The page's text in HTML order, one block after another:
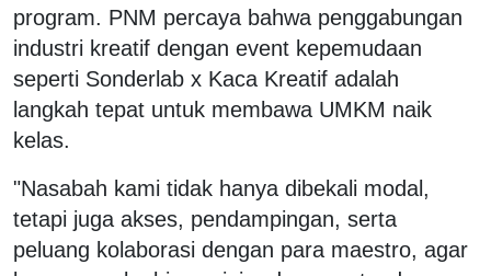
program. PNM percaya bahwa penggabungan
industri kreatif dengan event kepemudaan
seperti Sonderlab x Kaca Kreatif adalah
langkah tepat untuk membawa UMKM naik
kelas.
"Nasabah kami tidak hanya dibekali modal,
tetapi juga akses, pendampingan, serta
peluang kolaborasi dengan para maestro, agar